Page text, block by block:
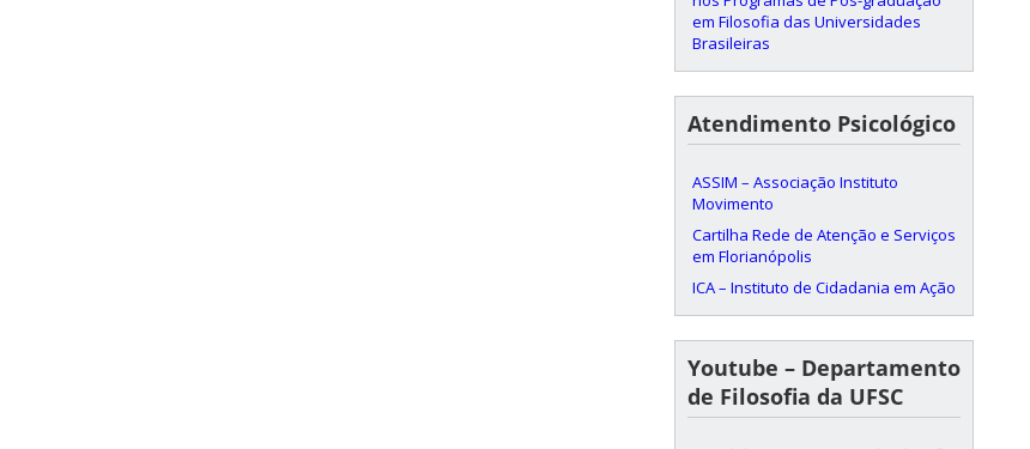
em Filosofia das Universidades
Brasileiras
Atendimento Psicológico
ASSIM – Associação Instituto
Movimento
Cartilha Rede de Atenção e Serviços
em Florianópolis
ICA – Instituto de Cidadania em Ação
Youtube – Departamento
de Filosofia da UFSC